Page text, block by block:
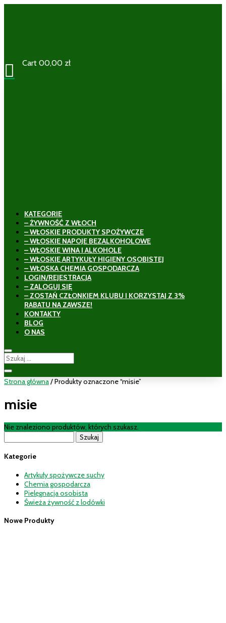
 Cart 00,00 zł
KATEGORIE
– ŻYWNOŚĆ Z WŁOCH
– WŁOSKIE PRODUKTY SPOŻYWCZE
– WŁOSKIE NAPOJE BEZALKOHOLOWE
– WŁOSKIE WINA I ALKOHOLE
– WŁOSKIE ARTYKUŁY HIGIENY OSOBISTEJ
– WŁOSKA CHEMIA GOSPODARCZA
LOGIN/REJESTRACJA
– ZALOGUJ SIĘ
– ZOSTAŃ CZŁONKIEM KLUBU I KORZYSTAJ Z 3%
RABATU NA ZAWSZE!
KONTAKTY
BLOG
O NAS
Strona główna/ Produkty oznaczone “misie”
misie
Nie znaleziono produktów, których szukasz.
Kategorie
Artykuły spożywcze suchy
Chemia gospodarcza
Pielęgnacja osobista
Świeża żywność z lodówki
Nowe Produkty